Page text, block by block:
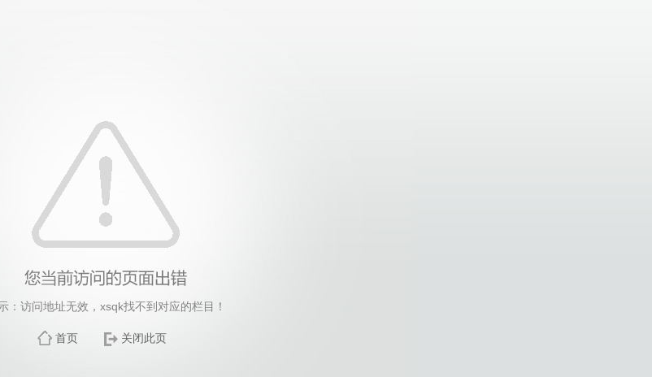
：访问地址无效，xsqk找不到对应的栏目！
首页 关闭此页